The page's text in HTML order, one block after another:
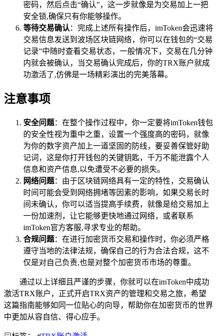
密码，然后点击“确认”，这一步就像是为交易加上一把
安全锁,确保只有你能够操作。
等待交易确认：完成上述所有操作后，imToken会迅速将
交易信息发送到波场区块链网络，你可以在钱包的“交易
记录”中随时查看交易状态，一般情况下，交易在几分钟
内就会被确认，当交易确认完成后，你的TRX账户就成
功激活了,仿佛是一场精彩演出的完美落幕。
注意事项
安全问题：在整个操作过程中，你一定要将imToken钱包
的安全性视为重中之重，设置一个强度高的密码，就像
为你的数字资产加上一道坚固的防线，要妥善保管好助
记词，这是你打开钱包的关键钥匙，千万不能泄露个人
信息和资产信息,以免遭受不必要的损失。
网络问题：由于区块链网络具有一定的特性，交易确认
时间可能会受到网络拥堵等因素的影响，如果交易长时
间未确认，你可以适当提高手续费，就像是给交易加上
一份加速剂，让它能够更快地通过网络，或者联系
imToken官方客服,寻求专业的帮助。
合规问题：在进行加密货币交易和操作时，你必须严格
遵守当地的法律法规，确保自己的行为合法合规，这不
仅是对自己负责,也是对整个加密货币市场的尊重。
通过以上详细且严谨的步骤，你就可以在imToken中成功
激活TRX账户，正式开启TRX资产的管理和交易之旅，希望
这篇指南能够如同一位贴心的向导，帮助你在加密货币的世界
中更加从容自信、得心应手。